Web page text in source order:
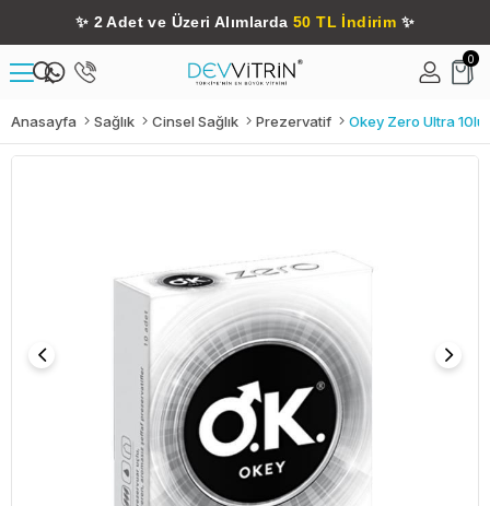
✨ 2 Adet ve Üzeri Alımlarda 50 TL İndirim ✨
0
Anasayfa Sağlık Cinsel Sağlık Prezervatif Okey Zero Ultra